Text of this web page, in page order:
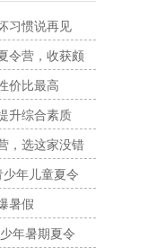
习惯说再见
令营，收获颇
价比最高
升综合素质
，选这家没错
年儿童夏令
暑假
年暑期夏令